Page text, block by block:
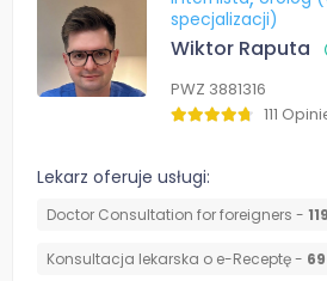
specjalizacji)
Wiktor Raputa
PWZ 3881316
111
Lekarz oferuje usługi:
Doctor Consultation for foreigners -
Konsultacja lekarska o e-Receptę - 69